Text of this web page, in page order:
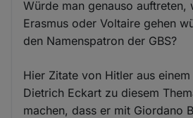
Würde man genauso auftreten,
Erasmus oder Voltaire gehen
den Namenspatron der GBS?
Hier Zitate von Hitler aus
Dietrich Eckart zu diesem
machen, dass er mit Giordano